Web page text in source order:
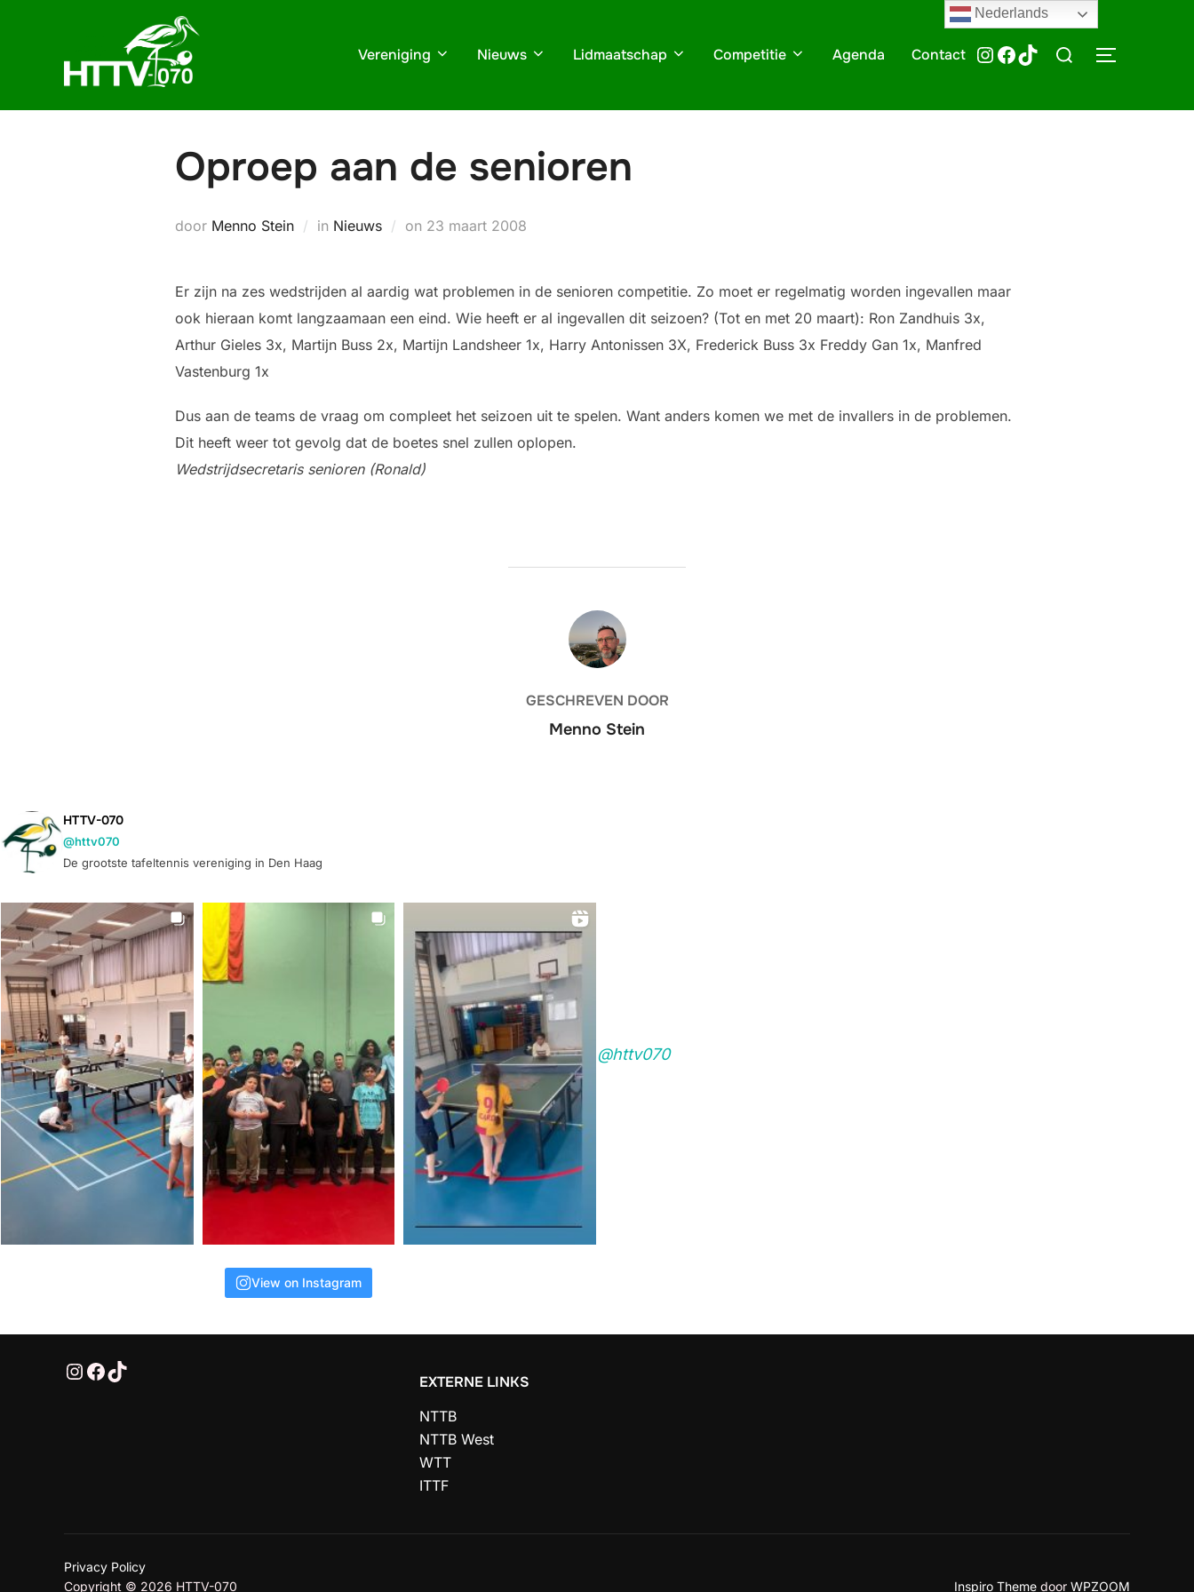
Vereniging Nieuws Lidmaatschap Competitie Agenda Contact @HTTV070
HTTV-070
HTTV-070
Zoek
naar:
TOGGLE
Oproep aan de senioren
door Menno Stein in Nieuws on Geplaatst
23 maart 2008
Er zijn na zes wedstrijden al aardig wat problemen in de senioren competitie. Zo moet er regelmatig worden ingevallen maar
ook hieraan komt langzaamaan een eind. Wie heeft er al ingevallen dit seizoen? (Tot en met 20 maart): Ron Zandhuis 3x,
Arthur Gieles 3x, Martijn Buss 2x, Martijn Landsheer 1x, Harry Antonissen 3X, Frederick Buss 3x Freddy Gan 1x, Manfred
Vastenburg 1x
Dus aan de teams de vraag om compleet het seizoen uit te spelen. Want anders komen we met de invallers in de problemen.
Dit heeft weer tot gevolg dat de boetes snel zullen oplopen.
Wedstrijdsecretaris senioren (Ronald)
BERICHTAUTEUR
GESCHREVEN DOOR
Menno Stein
HTTV-070
@httv070
De grootste tafeltennis vereniging in Den Haag
View on Instagram
@httv070
@HTTV070
HTTV-070
HTTV-070 EXTERNE LINKS
NTTB
NTTB West
WTT
ITTF
Privacy Policy
Copyright © 2026 HTTV-070
Inspiro Theme door WPZOOM
Nederlands